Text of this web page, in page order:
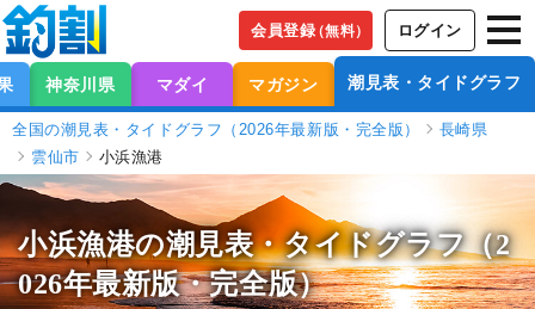
会員登録（無料） ログイン
神奈川県 マダイ マガジン 潮見表・タイドグラフ
全国の潮見表・タイドグラフ（2026年最新版・完全版）
長崎県
雲仙市
小浜漁港
小浜漁港の潮見表・タイドグラフ（2
026年最新版・完全版）